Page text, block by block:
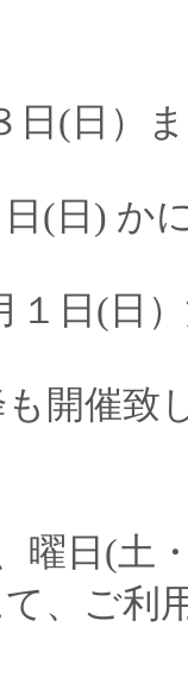
(日）
(日) か
日(日
催致
日(土
、ご利